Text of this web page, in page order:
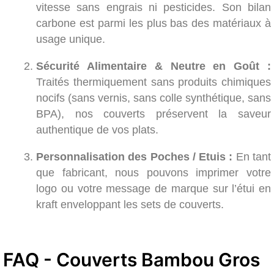
vitesse sans engrais ni pesticides. Son bilan
carbone est parmi les plus bas des matériaux à
usage unique.
Sécurité Alimentaire & Neutre en Goût :
Traités thermiquement sans produits chimiques
nocifs (sans vernis, sans colle synthétique, sans
BPA), nos couverts préservent la saveur
authentique de vos plats.
Personnalisation des Poches / Etuis : En tant
que fabricant, nous pouvons imprimer votre
logo ou votre message de marque sur l’étui en
kraft enveloppant les sets de couverts.
FAQ - Couverts Bambou Gros